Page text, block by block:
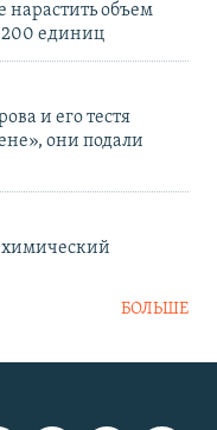
нарастить объем
200 единиц
и его тестя
они подали
БОЛЬШЕ